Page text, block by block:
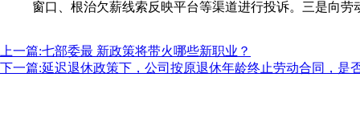
窗口、根治欠薪线索反映平台等渠道进行投诉。三是向
上一篇:七部委最 新政策将带火哪些新职业？
下一篇:延迟退休政策下，公司按原退休年龄终止劳动合同，是